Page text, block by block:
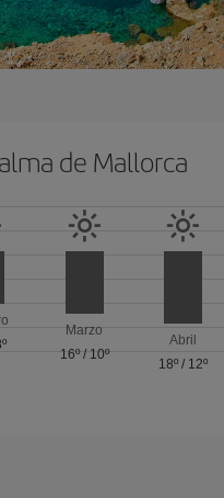
de Mallorca
Marzo
16º/ 10º
Abril
18º / 12º